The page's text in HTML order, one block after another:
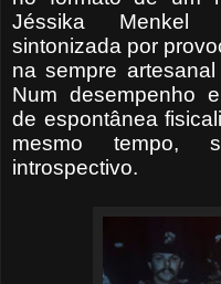
Jéssika
sintonizada por
na sempre
Num desempenho
de espontânea
mesmo tempo,
introspectivo.